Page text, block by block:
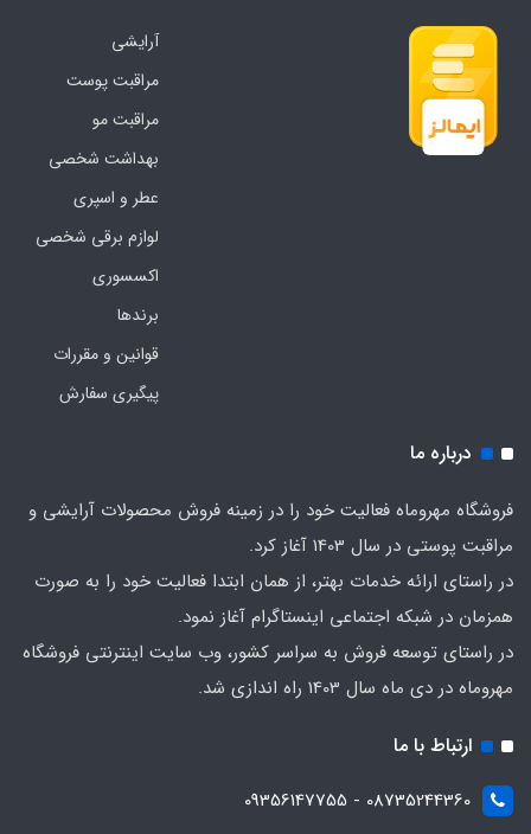
آرایشی
مراقبت پوست
مراقبت مو
بهداشت شخصی
عطر و اسپری
لوازم برقی شخصی
اکسسوری
برندها
قوانین و مقررات
پیگیری سفارش
درباره ما
فروشگاه مهروماه فعالیت خود را در زمینه فروش محصولات آرایشی و
مراقبت پوستی در سال 1403 آغاز کرد.
در راستای ارائه خدمات بهتر، از همان ابتدا فعالیت خود را به صورت
همزمان در شبکه اجتماعی اینستاگرام آغاز نمود.
در راستای توسعه فروش به سراسر کشور، وب سایت اینترنتی فروشگاه
مهروماه در دی ماه سال 1403 راه اندازی شد.
ارتباط با ما
08735244360 - 09356147755